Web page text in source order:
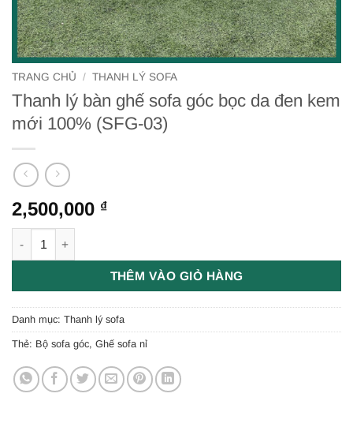
TRANG CHỦ / THANH LÝ SOFA
Thanh lý bàn ghế sofa góc bọc da đen kem
mới 100% (SFG-03)
2,500,000 ₫
THÊM VÀO GIỎ HÀNG
Danh mục: Thanh lý sofa
Thẻ: Bộ sofa góc, Ghế sofa nỉ